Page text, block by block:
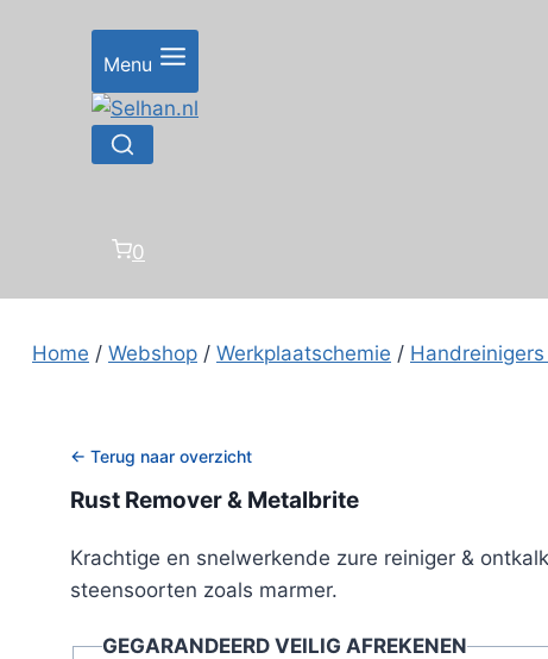
Menu
0
Home / Webshop / Werkplaatschemie /
← Terug naar overzicht
Rust Remover & Metalbrite
Krachtige en snelwerkende zure reiniger &
steensoorten zoals marmer.
GEGARANDEERD VEILIG AFREKENEN